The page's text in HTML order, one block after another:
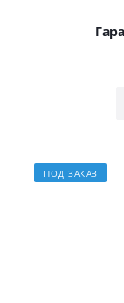
ПОД ЗАКАЗ